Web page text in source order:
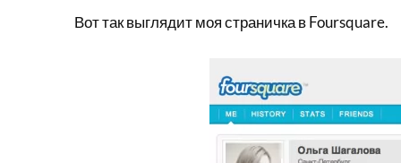
Вот так выглядит моя страничка в Foursquare.